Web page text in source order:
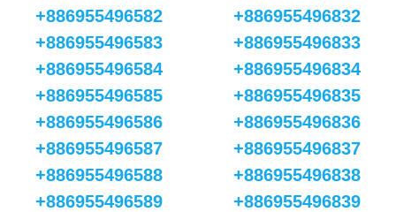
+886955496582
+886955496583
+886955496584
+886955496585
+886955496586
+886955496587
+886955496588
+886955496589
+886955496832
+886955496833
+886955496834
+886955496835
+886955496836
+886955496837
+886955496838
+886955496839